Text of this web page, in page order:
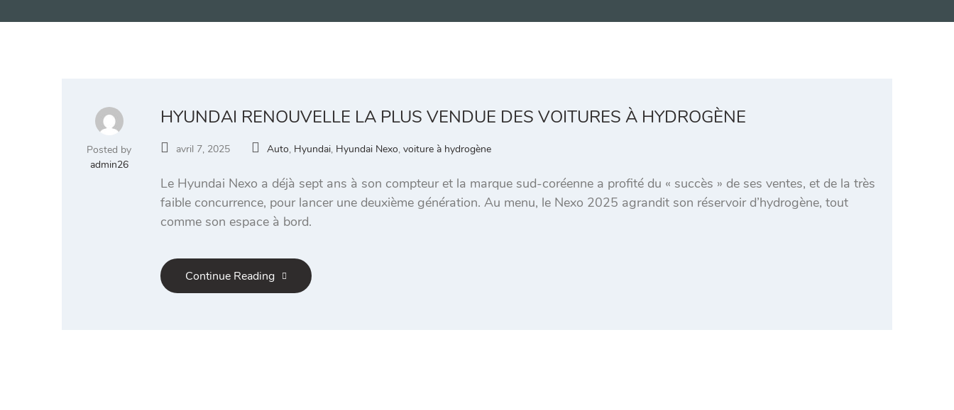
Posted by
admin26
HYUNDAI RENOUVELLE LA PLUS VENDUE DES VOITURES À HYDROGÈNE
avril 7, 2025 Auto, Hyundai, Hyundai Nexo, voiture à hydrogène
Le Hyundai Nexo a déjà sept ans à son compteur et la marque sud-coréenne a profité du « succès » de ses ventes, et de la très
faible concurrence, pour lancer une deuxième génération. Au menu, le Nexo 2025 agrandit son réservoir d’hydrogène, tout
comme son espace à bord.
Continue Reading